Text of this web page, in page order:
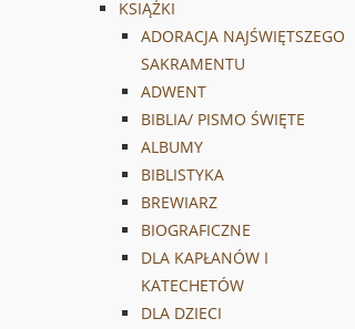
KSIĄŻKI
ADORACJA NAJŚWIĘTSZEGO
SAKRAMENTU
ADWENT
BIBLIA/ PISMO ŚWIĘTE
ALBUMY
BIBLISTYKA
BREWIARZ
BIOGRAFICZNE
DLA KAPŁANÓW I
KATECHETÓW
DLA DZIECI